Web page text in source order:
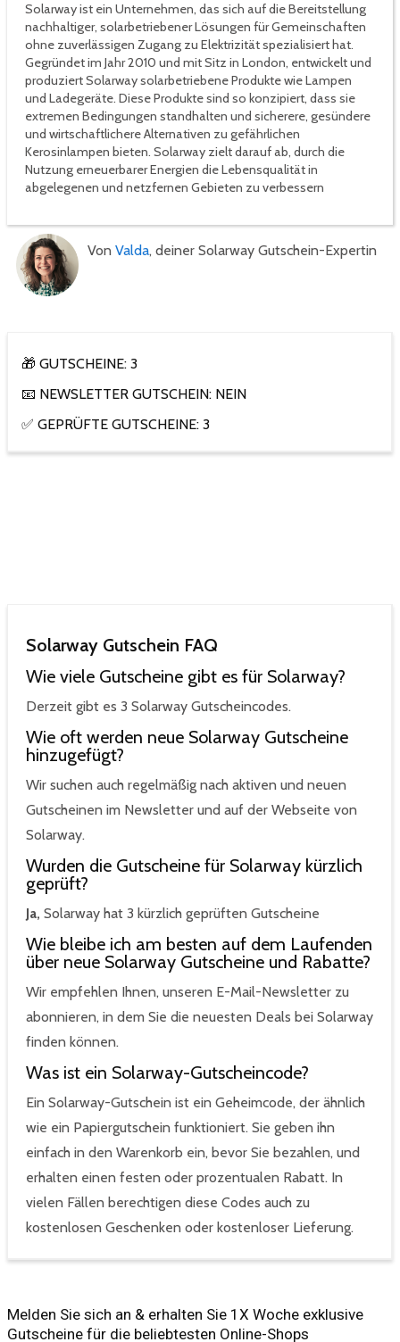
Solarway ist ein Unternehmen, das sich auf die Bereitstellung
nachhaltiger, solarbetriebener Lösungen für Gemeinschaften
ohne zuverlässigen Zugang zu Elektrizität spezialisiert hat.
Gegründet im Jahr 2010 und mit Sitz in London, entwickelt und
produziert Solarway solarbetriebene Produkte wie Lampen
und Ladegeräte. Diese Produkte sind so konzipiert, dass sie
extremen Bedingungen standhalten und sicherere, gesündere
und wirtschaftlichere Alternativen zu gefährlichen
Kerosinlampen bieten. Solarway zielt darauf ab, durch die
Nutzung erneuerbarer Energien die Lebensqualität in
abgelegenen und netzfernen Gebieten zu verbessern​
Von Valda, deiner Solarway Gutschein-Expertin
🎁 GUTSCHEINE: 3
📧 NEWSLETTER GUTSCHEIN: NEIN
✅ GEPRÜFTE GUTSCHEINE: 3
Solarway Gutschein FAQ
Wie viele Gutscheine gibt es für Solarway?
Derzeit gibt es 3 Solarway Gutscheincodes.
Wie oft werden neue Solarway Gutscheine
hinzugefügt?
Wir suchen auch regelmäßig nach aktiven und neuen
Gutscheinen im Newsletter und auf der Webseite von
Solarway.
Wurden die Gutscheine für Solarway kürzlich
geprüft?
Ja, Solarway hat 3 kürzlich geprüften Gutscheine
Wie bleibe ich am besten auf dem Laufenden
über neue Solarway Gutscheine und Rabatte?
Wir empfehlen Ihnen, unseren E-Mail-Newsletter zu
abonnieren, in dem Sie die neuesten Deals bei Solarway
finden können.
Was ist ein Solarway-Gutscheincode?
Ein Solarway-Gutschein ist ein Geheimcode, der ähnlich
wie ein Papiergutschein funktioniert. Sie geben ihn
einfach in den Warenkorb ein, bevor Sie bezahlen, und
erhalten einen festen oder prozentualen Rabatt. In
vielen Fällen berechtigen diese Codes auch zu
kostenlosen Geschenken oder kostenloser Lieferung.
Melden Sie sich an & erhalten Sie 1X Woche exklusive
Gutscheine für die beliebtesten Online-Shops​